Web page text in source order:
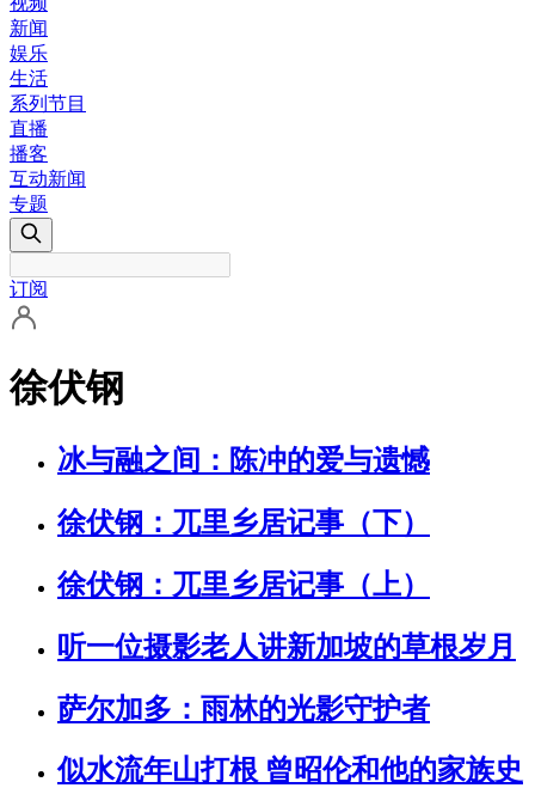
新闻
娱乐
生活
系列节目
直播
播客
互动新闻
专题
订阅
徐伏钢
冰与融之间：陈冲的爱与遗憾
徐伏钢：兀里乡居记事（下）
徐伏钢：兀里乡居记事（上）
听一位摄影老人讲新加坡的草根岁月
萨尔加多：雨林的光影守护者
似水流年山打根 曾昭伦和他的家族史